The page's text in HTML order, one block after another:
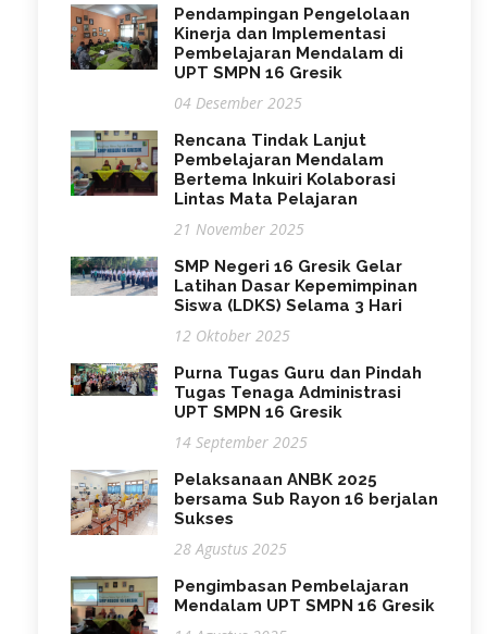
Pendampingan Pengelolaan
Kinerja dan Implementasi
Pembelajaran Mendalam di
UPT SMPN 16 Gresik
04 Desember 2025
Rencana Tindak Lanjut
Pembelajaran Mendalam
Bertema Inkuiri Kolaborasi
Lintas Mata Pelajaran
21 November 2025
SMP Negeri 16 Gresik Gelar
Latihan Dasar Kepemimpinan
Siswa (LDKS) Selama 3 Hari
12 Oktober 2025
Purna Tugas Guru dan Pindah
Tugas Tenaga Administrasi
UPT SMPN 16 Gresik
14 September 2025
Pelaksanaan ANBK 2025
bersama Sub Rayon 16 berjalan
Sukses
28 Agustus 2025
Pengimbasan Pembelajaran
Mendalam UPT SMPN 16 Gresik